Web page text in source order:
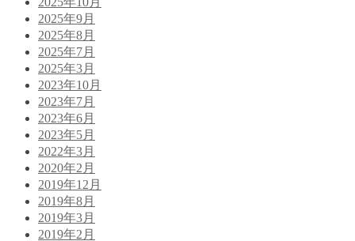
2025年9月
2025年8月
2025年7月
2025年3月
2023年10月
2023年7月
2023年6月
2023年5月
2022年3月
2020年2月
2019年12月
2019年8月
2019年3月
2019年2月